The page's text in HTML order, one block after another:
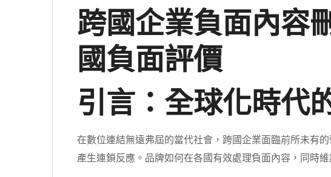
跨國企業負面內容
國負面評價
引言：全球化時代
在數位連結無遠弗屆的當代社會，跨國企業面臨前所未有
產生連鎖反應。品牌如何在各國有效處理負面內容，同時